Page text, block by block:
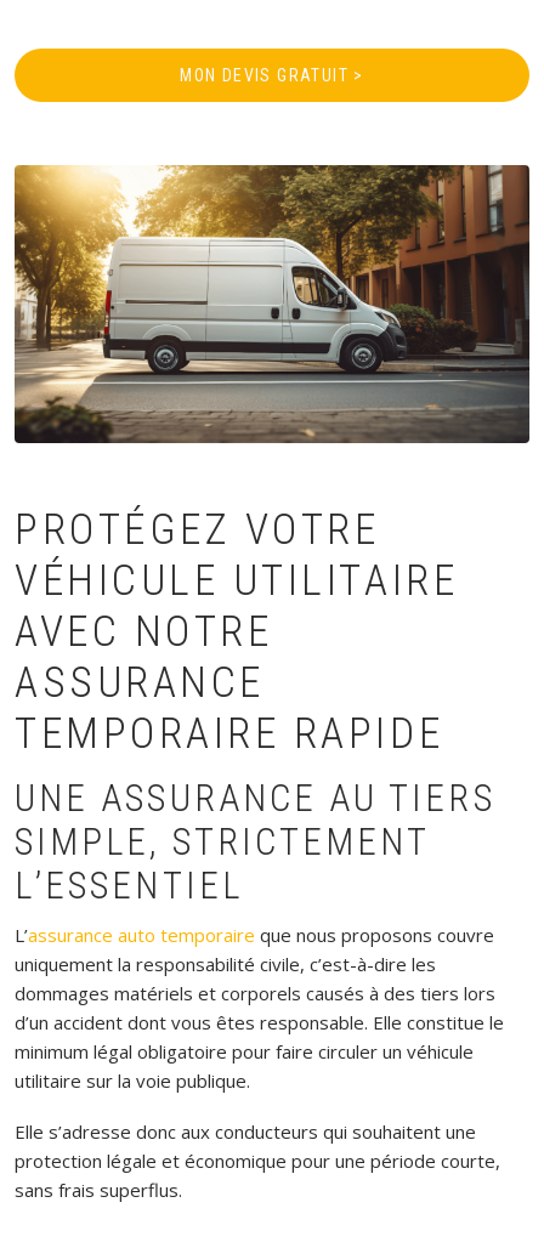
MON DEVIS GRATUIT >
PROTÉGEZ VOTRE
VÉHICULE UTILITAIRE
AVEC NOTRE
ASSURANCE
TEMPORAIRE RAPIDE
UNE ASSURANCE AU TIERS
SIMPLE, STRICTEMENT
L’ESSENTIEL
L’assurance auto temporaire que nous proposons couvre
uniquement la responsabilité civile, c’est-à-dire les
dommages matériels et corporels causés à des tiers lors
d’un accident dont vous êtes responsable. Elle constitue le
minimum légal obligatoire pour faire circuler un véhicule
utilitaire sur la voie publique.
Elle s’adresse donc aux conducteurs qui souhaitent une
protection légale et économique pour une période courte,
sans frais superflus.